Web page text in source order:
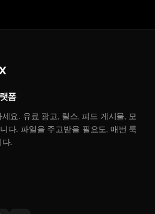
폼
요. 유료 광고, 릴스, 피드 게시물, 모
다. 파일을 주고받을 필요도, 매번 룩
.